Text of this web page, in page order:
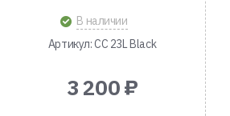
В наличии
Артикул: CC 23L Black
3 200 ₽